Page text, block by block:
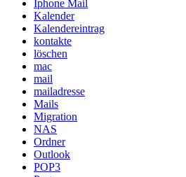
Iphone Mail
Kalender
Kalendereintrag
kontakte
löschen
mac
mail
mailadresse
Mails
Migration
NAS
Ordner
Outlook
POP3